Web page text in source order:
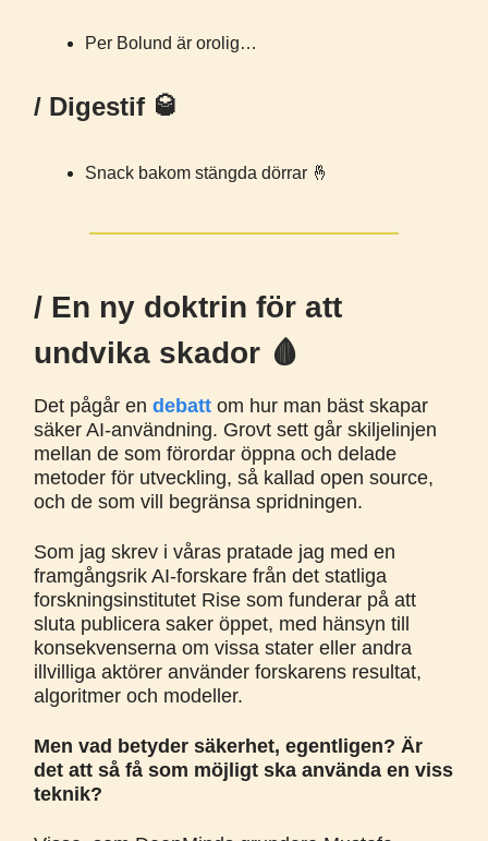
Per Bolund är orolig…
/ Digestif 🥃
Snack bakom stängda dörrar 🤞
/ En ny doktrin för att
undvika skador 🩸
Det pågår en debatt om hur man bäst skapar
säker AI-användning. Grovt sett går skiljelinjen
mellan de som förordar öppna och delade
metoder för utveckling, så kallad open source,
och de som vill begränsa spridningen.
Som jag skrev i våras pratade jag med en
framgångsrik AI-forskare från det statliga
forskningsinstitutet Rise som funderar på att
sluta publicera saker öppet, med hänsyn till
konsekvenserna om vissa stater eller andra
illvilliga aktörer använder forskarens resultat,
algoritmer och modeller.
Men vad betyder säkerhet, egentligen? Är
det att så få som möjligt ska använda en viss
teknik?